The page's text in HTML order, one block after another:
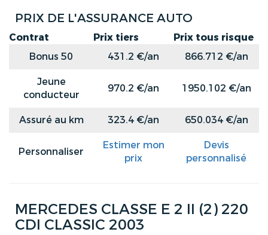
PRIX DE L'ASSURANCE AUTO
Contrat Prix tiers
Prix tous risque
Bonus 50
431.2 €/an
866.712 €/an
Jeune
conducteur
970.2 €/an 1950.102 €/an
Assuré au km 323.4 €/an 650.034 €/an
Personnaliser
Estimer mon
prix
Devis
personnalisé
MERCEDES CLASSE E 2 II (2) 220
CDI CLASSIC 2003